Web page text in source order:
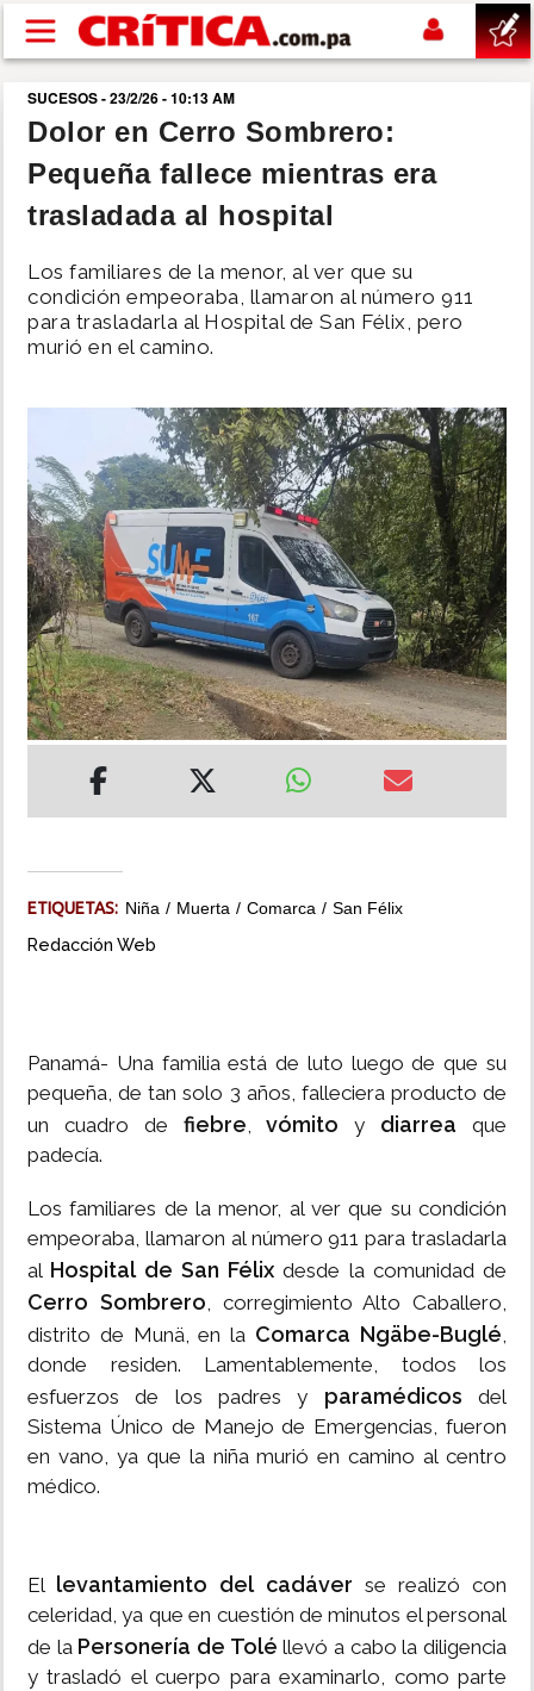
Pasar al contenido principal
buscar
SUCESOS
POLÍTICA
MUNDO
INSÓLITAS
MULTIMEDIA
IMPRESO
SUCESOS - 23/2/26 - 10:13 AM
Dolor en Cerro Sombrero:
Pequeña fallece mientras era
trasladada al hospital
Los familiares de la menor, al ver que su
condición empeoraba, llamaron al número 911
para trasladarla al Hospital de San Félix, pero
murió en el camino.
ETIQUETAS: Niña Muerta Comarca San Félix
Redacción Web
Panamá- Una familia está de luto luego de que su
pequeña, de tan solo 3 años, falleciera producto de
un cuadro de fiebre,vómito y diarrea que
padecía.
Los familiares de la menor, al ver que su condición
empeoraba, llamaron al número 911 para trasladarla
al Hospital de San Félix desde la comunidad de
Cerro Sombrero, corregimiento Alto Caballero,
distrito de Munä, en la Comarca Ngäbe-Buglé,
donde residen. Lamentablemente, todos los
esfuerzos de los padres y paramédicos del
Sistema Único de Manejo de Emergencias, fueron
en vano, ya que la niña murió en camino al centro
médico.
El levantamiento del cadáver se realizó con
celeridad, ya que en cuestión de minutos el personal
de la Personería de Tolé llevó a cabo la diligencia
y trasladó el cuerpo para examinarlo, como parte